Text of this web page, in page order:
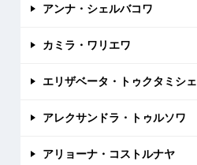
アンナ・シェルバコワ
カミラ・ワリエワ
エリザベータ・トゥクタミシェ
アレクサンドラ・トゥルソワ
アリョーナ・コストルナヤ